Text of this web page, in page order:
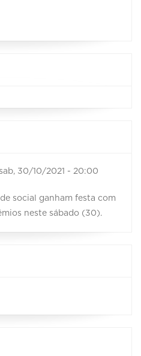
sab, 30/10/2021 - 20:00
social ganham festa com
neste sábado (30).